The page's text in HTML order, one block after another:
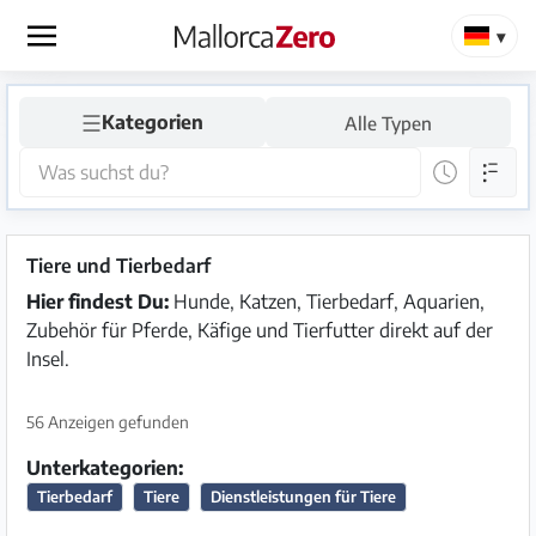
×
Startseite
Shop
Premium
☰Kategorien Alle Typen
Tiere und Tierbedarf
Hier findest Du: Hunde, Katzen, Tierbedarf, Aquarien,
Zubehör für Pferde, Käfige und Tierfutter direkt auf der
Insel.
56 Anzeigen gefunden
Unterkategorien:
Tierbedarf Tiere Dienstleistungen für Tiere